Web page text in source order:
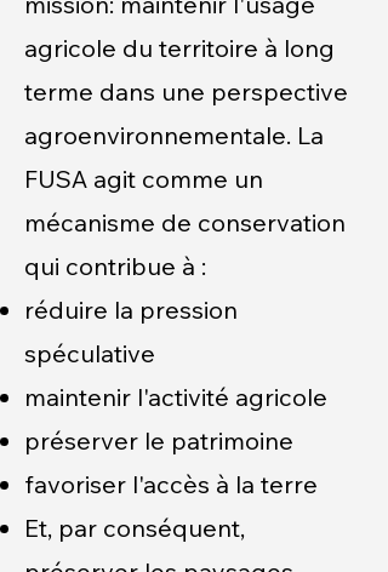
agricole du territoire à long
terme dans une perspective
agroenvironnementale. La
FUSA agit comme un
mécanisme de conservation
qui contribue à :
réduire la pression
spéculative
maintenir l'activité agricole
préserver le patrimoine
favoriser l'accès à la terre
Et, par conséquent,